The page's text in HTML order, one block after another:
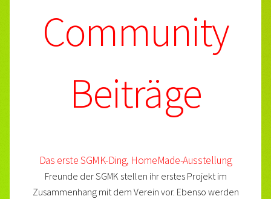
Community
Beiträge
Das erste SGMK-Ding, HomeMade-Ausstellung
Freunde der SGMK stellen ihr erstes Projekt im
Zusammenhang mit dem Verein vor. Ebenso werden